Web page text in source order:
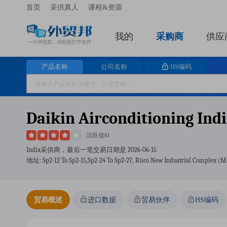
首页 采供真人 课程&资源
我的 采购商 供应
产品名称 公司名称 HS编码
Daikin Airconditioning
活跃值81
India采供商，最后一笔交易日期是 2026-06-15
地址: Sp2-12 To Sp2-15,sp2-24 To Sp2-27, Riico New Industrial Complex
贸易概述 进口数据 贸易伙伴 HS编码